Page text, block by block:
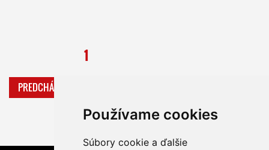
Používame cookies
Súbory cookie a ďalšie
PREDCHÁDZAJÚCA
1